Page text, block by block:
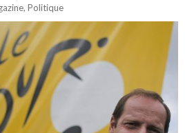
, Politique